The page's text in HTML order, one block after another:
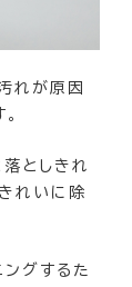
れが原因
としきれ
れいに除
グするた